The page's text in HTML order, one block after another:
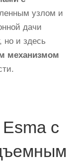
узлом и
дачи
но и здесь
механизмом
с